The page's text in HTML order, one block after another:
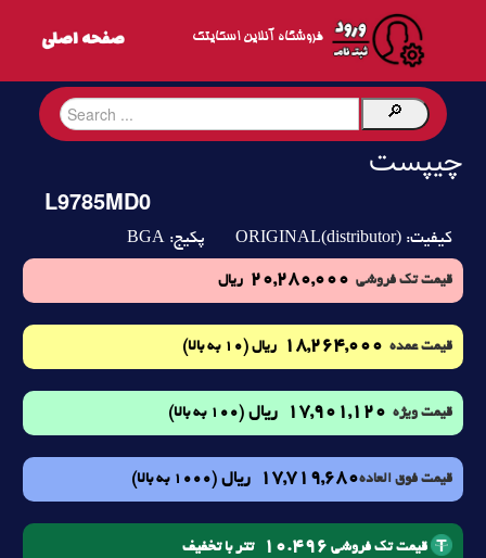
فروشگاه آنلاین اسکایتک
چیپست
L9785MD0
کیفیت: ORIGINAL(distributor) پکیج: BGA
قیمت تک فروشی 20,280,000 ریال
قیمت عمده 18,264,000 ریال (10 به بالا)
قیمت ویژه 17,901,120 ریال (100 به بالا)
قیمت فوق العاده17,719,680 ریال (1000 به بالا)
قیمت تک فروشی 10.496 تتر با تخفیف